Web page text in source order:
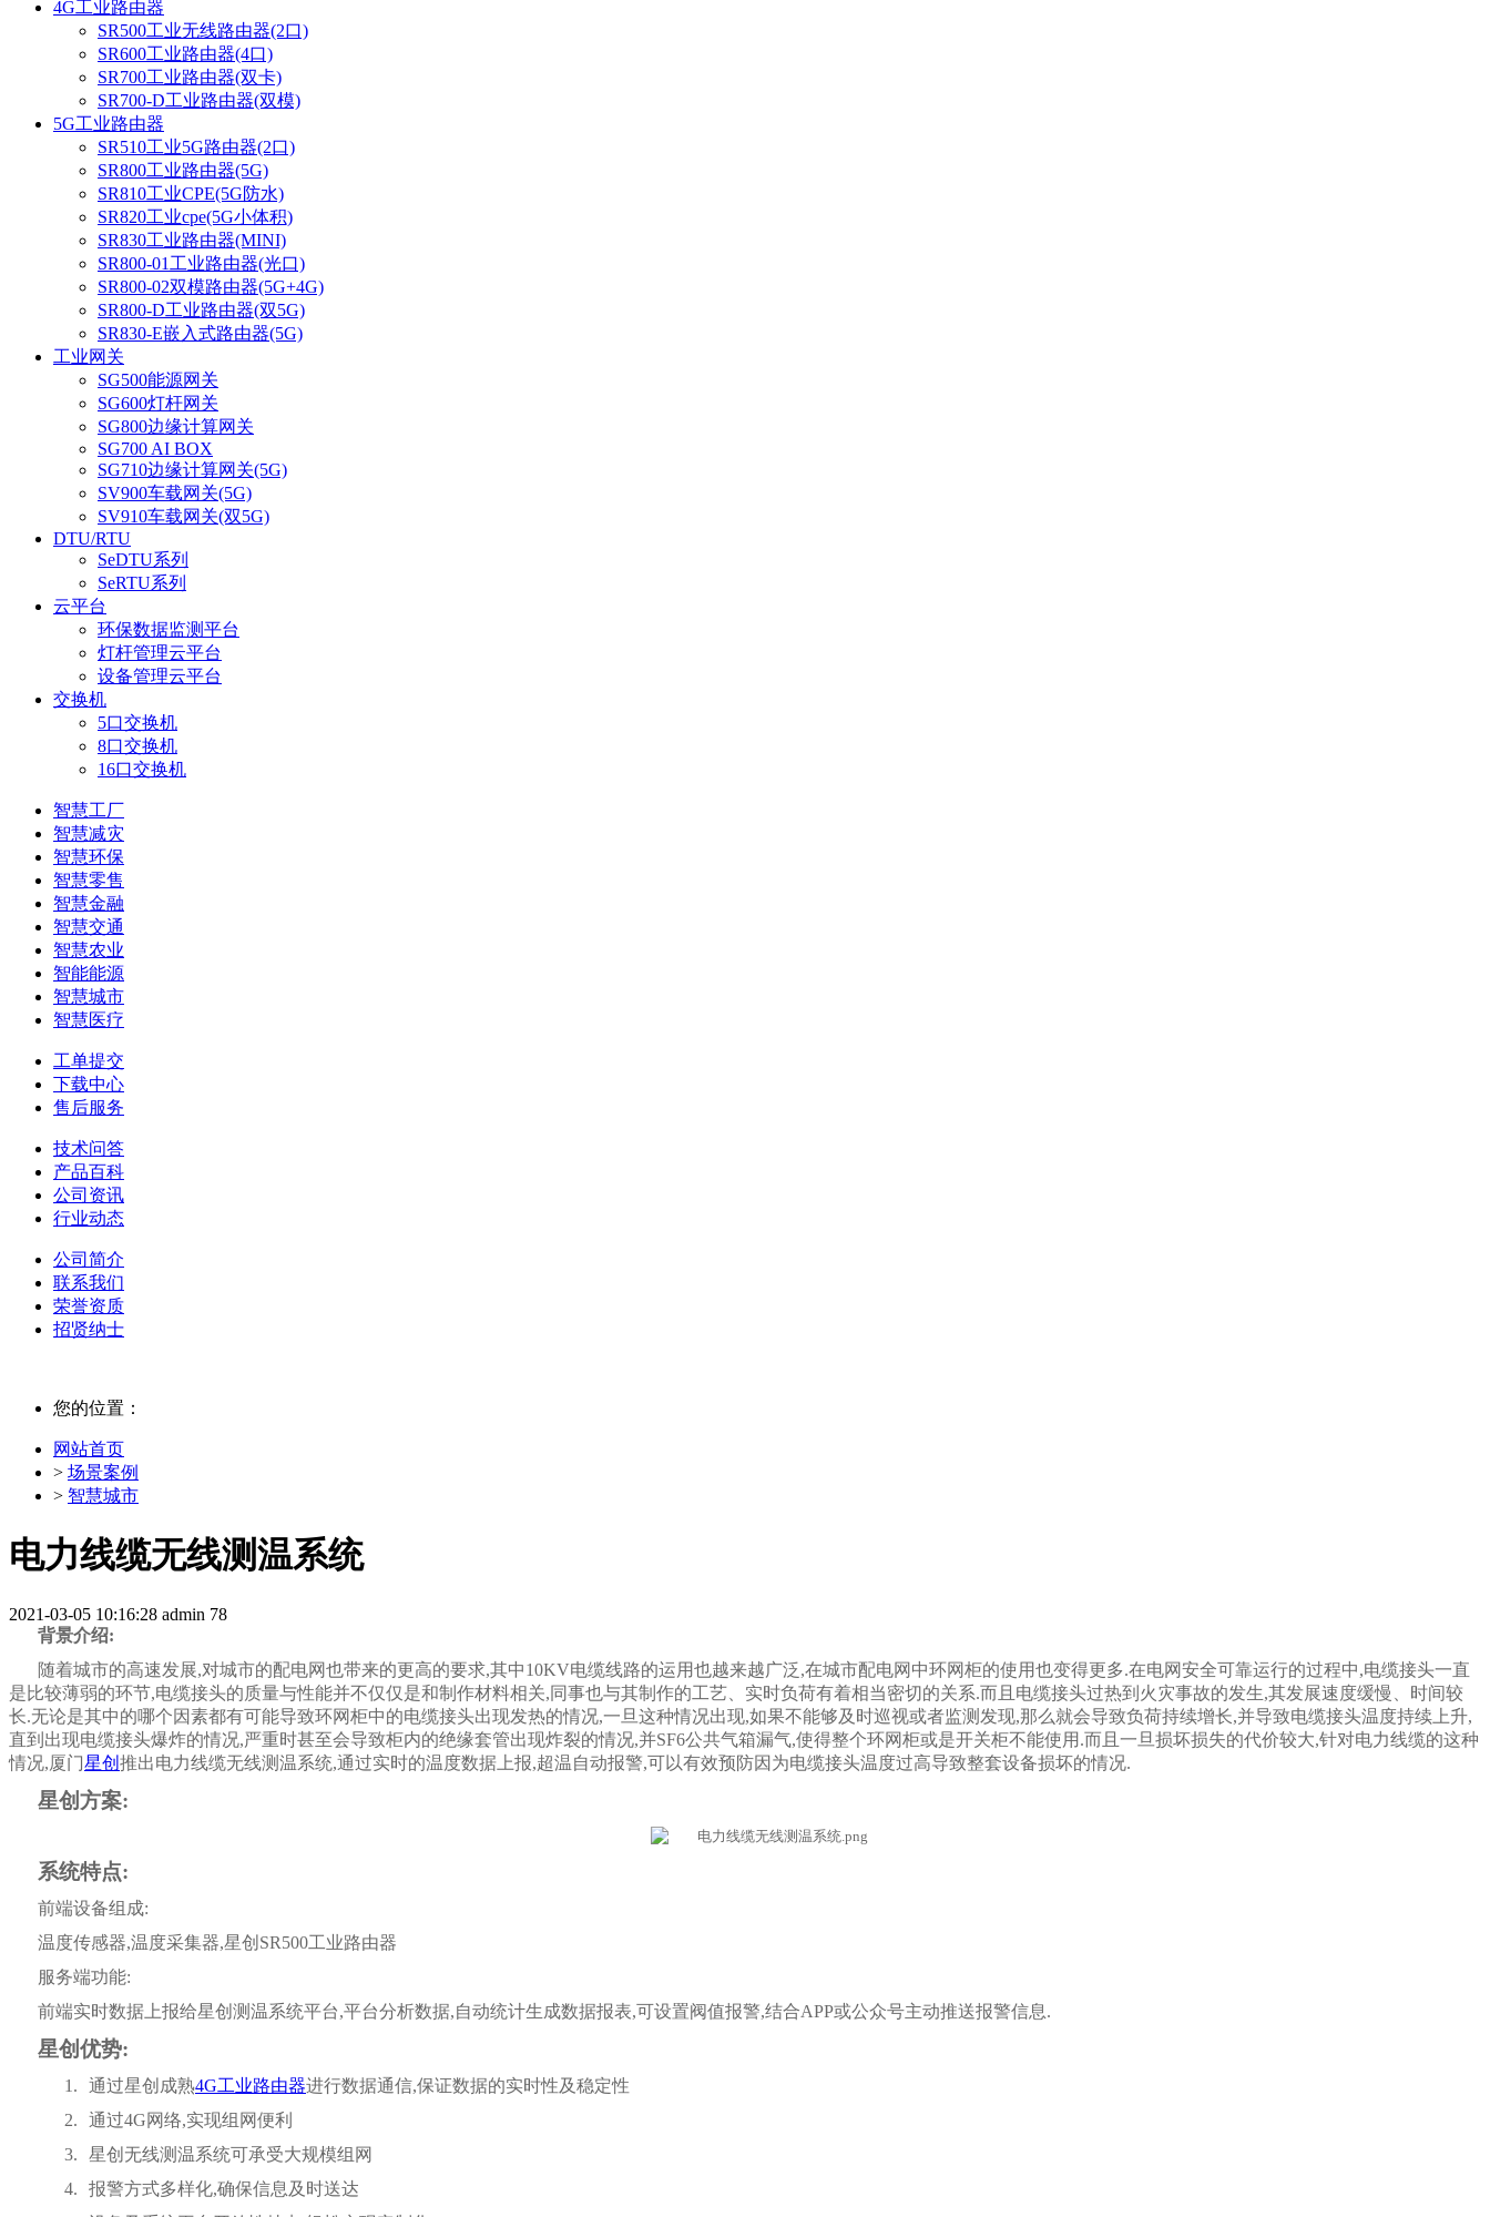
4G工业路由器
SR500工业无线路由器(2口)
SR600工业路由器(4口)
SR700工业路由器(双卡)
SR700-D工业路由器(双模)
5G工业路由器
SR510工业5G路由器(2口)
SR800工业路由器(5G)
SR810工业CPE(5G防水)
SR820工业cpe(5G小体积)
SR830工业路由器(MINI)
SR800-01工业路由器(光口)
SR800-02双模路由器(5G+4G)
SR800-D工业路由器(双5G)
SR830-E嵌入式路由器(5G)
工业网关
SG500能源网关
SG600灯杆网关
SG800边缘计算网关
SG700 AI BOX
SG710边缘计算网关(5G)
SV900车载网关(5G)
SV910车载网关(双5G)
DTU/RTU
SeDTU系列
SeRTU系列
云平台
环保数据监测平台
灯杆管理云平台
设备管理云平台
交换机
5口交换机
8口交换机
16口交换机
智慧工厂
智慧减灾
智慧环保
智慧零售
智慧金融
智慧交通
智慧农业
智能能源
智慧城市
智慧医疗
工单提交
下载中心
售后服务
技术问答
产品百科
公司资讯
行业动态
公司简介
联系我们
荣誉资质
招贤纳士
您的位置：
网站首页
> 场景案例
> 智慧城市
电力线缆无线测温系统
2021-03-05 10:16:28 admin 78
背景介绍:
随着城市的高速发展,对城市的配电网也带来的更高的要求,其中10KV电缆线路的运用也越来越广泛,在城市配电网中环网柜的使用也变得更多.在电网安全可靠运行的过程中,电缆接头一直
是比较薄弱的环节,电缆接头的质量与性能并不仅仅是和制作材料相关,同事也与其制作的工艺、实时负荷有着相当密切的关系.而且电缆接头过热到火灾事故的发生,其发展速度缓慢、时间较
长.无论是其中的哪个因素都有可能导致环网柜中的电缆接头出现发热的情况,一旦这种情况出现,如果不能够及时巡视或者监测发现,那么就会导致负荷持续增长,并导致电缆接头温度持续上升,
直到出现电缆接头爆炸的情况,严重时甚至会导致柜内的绝缘套管出现炸裂的情况,并SF6公共气箱漏气,使得整个环网柜或是开关柜不能使用.而且一旦损坏损失的代价较大,针对电力线缆的这种
情况,厦门星创 推出电力线缆无线测温系统,通过实时的温度数据上报,超温自动报警,可以有效预防因为电缆接头温度过高导致整套设备损坏的情况.
星创方案:
系统特点:
前端设备组成:
温度传感器,温度采集器,星创SR500工业路由器
服务端功能:
前端实时数据上报给星创测温系统平台,平台分析数据,自动统计生成数据报表,可设置阀值报警,结合APP或公众号主动推送报警信息.
星创优势:
1. 通过星创成熟4G工业路由器进行数据通信,保证数据的实时性及稳定性
2.
通过4G网络,实现组网便利
3.
星创无线测温系统可承受大规模组网
4.
报警方式多样化,确保信息及时送达